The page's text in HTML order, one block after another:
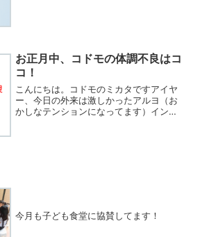
お正月中、コドモの体調不良はコ
コ！
こんにちは。コドモのミカタですアイヤ
ー、今日の外来は激しかったアルヨ（お
かしなテンションになってます）インフ
今月も子ども食堂に協賛してます！